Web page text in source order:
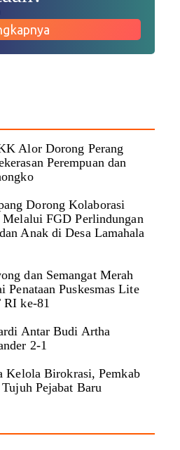
Alor Dorong Perang
Perempuan dan
Dorong Kolaborasi
FGD Perlindungan
Anak di Desa Lamahala
dan Semangat Merah
Penataan Puskesmas Lite
RI ke-81
Antar Budi Artha
2-1
Kelola Birokrasi, Pemkab
Pejabat Baru